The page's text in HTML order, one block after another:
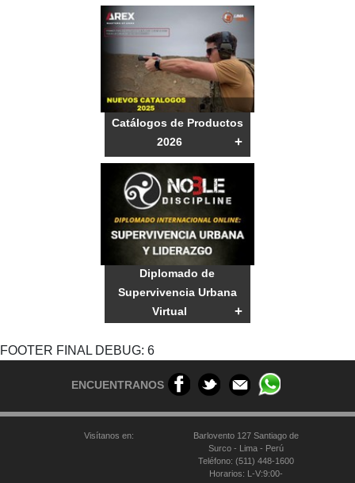
Catálogos de Productos
2026
+
Diplomado de
Supervivencia Urbana
Virtual
+
FOOTER FINAL DEBUG: 6
ENCUENTRANOS
Visítanos en:
Barlovento 127 Santiago de
Surco - Lima - Perú
Teléfono: (511) 448-1600
Horarios: L-V:9:00-